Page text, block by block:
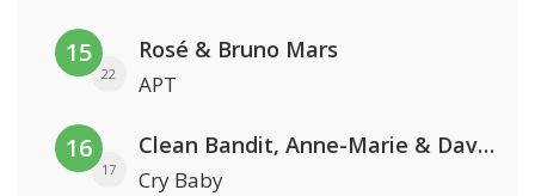
15
22
Rosé & Bruno Mars
APT
16
17
Clean Bandit, Anne-Marie & David Guetta
Cry Baby